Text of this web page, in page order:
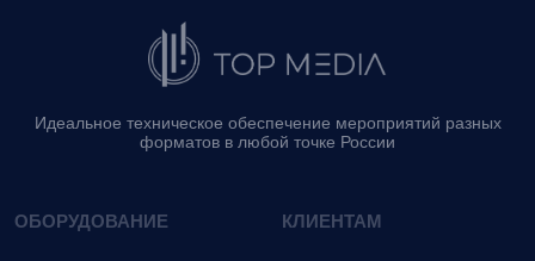
Идеальное техническое обеспечение мероприятий разных
форматов в любой точке России
ОБОРУДОВАНИЕ КЛИЕНТАМ